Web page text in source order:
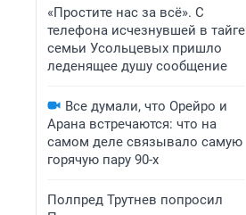
«Простите нас за всё». С
телефона исчезнувшей в тайге
семьи Усольцевых пришло
леденящее душу сообщение
Все думали, что Орейро и
Арана встречаются: что на
самом деле связывало самую
горячую пару 90-х
Полпред Трутнев попросил